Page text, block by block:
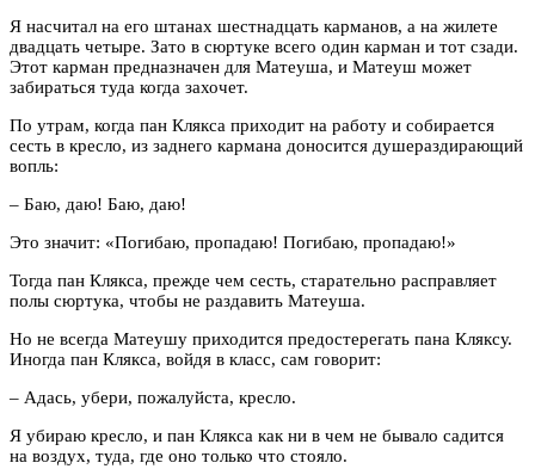
Я насчитал на его штанах шестнадцать карманов, а на жилете
двадцать четыре. Зато в сюртуке всего один карман и тот сзади.
Этот карман предназначен для Матеуша, и Матеуш может
забираться туда когда захочет.
По утрам, когда пан Клякса приходит на работу и собирается
сесть в кресло, из заднего кармана доносится душераздирающий
вопль:
– Баю, даю! Баю, даю!
Это значит: «Погибаю, пропадаю! Погибаю, пропадаю!»
Тогда пан Клякса, прежде чем сесть, старательно расправляет
полы сюртука, чтобы не раздавить Матеуша.
Но не всегда Матеушу приходится предостерегать пана Кляксу.
Иногда пан Клякса, войдя в класс, сам говорит:
– Адась, убери, пожалуйста, кресло.
Я убираю кресло, и пан Клякса как ни в чем не бывало садится
на воздух, туда, где оно только что стояло.